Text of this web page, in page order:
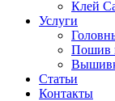
Клей
Услуги
Пошив
Статьи
Контакты